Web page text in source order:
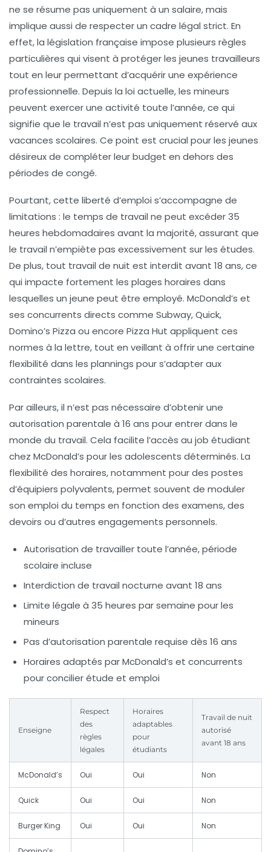
ne se résume pas uniquement à un salaire, mais
implique aussi de respecter un cadre légal strict. En
effet, la législation française impose plusieurs règles
particulières qui visent à protéger les jeunes travailleurs
tout en leur permettant d’acquérir une expérience
professionnelle. Depuis la loi actuelle, les mineurs
peuvent exercer une activité toute l’année, ce qui
signifie que le travail n’est pas uniquement réservé aux
vacances scolaires. Ce point est crucial pour les jeunes
désireux de compléter leur budget en dehors des
périodes de congé.
Pourtant, cette liberté d’emploi s’accompagne de
limitations : le temps de travail ne peut excéder 35
heures hebdomadaires avant la majorité, assurant que
le travail n’empiète pas excessivement sur les études.
De plus, tout travail de nuit est interdit avant 18 ans, ce
qui impacte fortement les plages horaires dans
lesquelles un jeune peut être employé. McDonald’s et
ses concurrents directs comme Subway, Quick,
Domino’s Pizza ou encore Pizza Hut appliquent ces
normes à la lettre, tout en veillant à offrir une certaine
flexibilité dans les plannings pour s’adapter aux
contraintes scolaires.
Par ailleurs, il n’est pas nécessaire d’obtenir une
autorisation parentale à 16 ans pour entrer dans le
monde du travail. Cela facilite l’accès au job étudiant
chez McDonald’s pour les adolescents déterminés. La
flexibilité des horaires, notamment pour des postes
d’équipiers polyvalents, permet souvent de moduler
son emploi du temps en fonction des examens, des
devoirs ou d’autres engagements personnels.
Autorisation de travailler toute l’année, période
scolaire incluse
Interdiction de travail nocturne avant 18 ans
Limite légale à 35 heures par semaine pour les
mineurs
Pas d’autorisation parentale requise dès 16 ans
Horaires adaptés par McDonald’s et concurrents
pour concilier étude et emploi
Enseigne
Respect
des
règles
légales
Horaires
adaptables
pour
étudiants
Travail de nuit
autorisé
avant 18 ans
McDonald’s Oui Oui Non
Quick Oui Oui Non
Burger King Oui Oui Non